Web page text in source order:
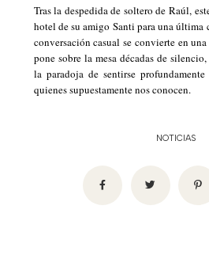
Tras la despedida de soltero de Raúl,
hotel de su amigo Santi para una última
conversación casual se convierte en
pone sobre la mesa décadas de
la paradoja de sentirse
quienes supuestamente nos conocen.
NOTICIAS